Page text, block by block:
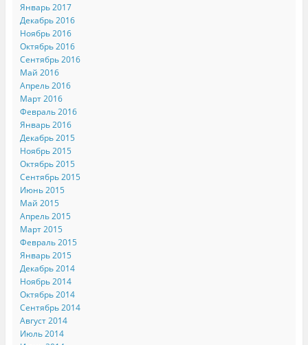
Январь 2017
Декабрь 2016
Ноябрь 2016
Октябрь 2016
Сентябрь 2016
Май 2016
Апрель 2016
Март 2016
Февраль 2016
Январь 2016
Декабрь 2015
Ноябрь 2015
Октябрь 2015
Сентябрь 2015
Июнь 2015
Май 2015
Апрель 2015
Март 2015
Февраль 2015
Январь 2015
Декабрь 2014
Ноябрь 2014
Октябрь 2014
Сентябрь 2014
Август 2014
Июль 2014